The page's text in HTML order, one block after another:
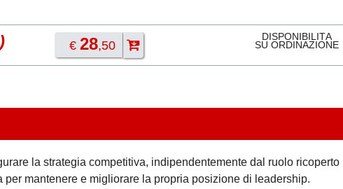
€28,50
DISPONIBILITÀ
SU ORDINAZIONE
la strategia competitiva, indipendentemente dal ruolo ricoperto
mantenere e migliorare la propria posizione di leadership.